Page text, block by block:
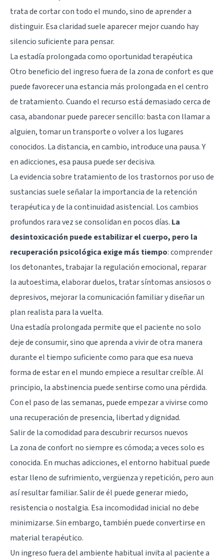
trata de cortar con todo el mundo, sino de aprender a
distinguir. Esa claridad suele aparecer mejor cuando hay
silencio suficiente para pensar.
La estadía prolongada como oportunidad terapéutica
Otro beneficio del ingreso fuera de la zona de confort es que
puede favorecer una estancia más prolongada en el centro
de tratamiento. Cuando el recurso está demasiado cerca de
casa, abandonar puede parecer sencillo: basta con llamar a
alguien, tomar un transporte o volver a los lugares
conocidos. La distancia, en cambio, introduce una pausa. Y
en adicciones, esa pausa puede ser decisiva.
La evidencia sobre tratamiento de los trastornos por uso de
sustancias suele señalar la importancia de la retención
terapéutica y de la continuidad asistencial. Los cambios
profundos rara vez se consolidan en pocos días. La
desintoxicación puede estabilizar el cuerpo, pero la
recuperación psicológica exige más tiempo: comprender
los detonantes, trabajar la regulación emocional, reparar
la autoestima, elaborar duelos, tratar síntomas ansiosos o
depresivos, mejorar la comunicación familiar y diseñar un
plan realista para la vuelta.
Una estadía prolongada permite que el paciente no solo
deje de consumir, sino que aprenda a vivir de otra manera
durante el tiempo suficiente como para que esa nueva
forma de estar en el mundo empiece a resultar creíble. Al
principio, la abstinencia puede sentirse como una pérdida.
Con el paso de las semanas, puede empezar a vivirse como
una recuperación de presencia, libertad y dignidad.
Salir de la comodidad para descubrir recursos nuevos
La zona de confort no siempre es cómoda; a veces solo es
conocida. En muchas adicciones, el entorno habitual puede
estar lleno de sufrimiento, vergüenza y repetición, pero aun
así resultar familiar. Salir de él puede generar miedo,
resistencia o nostalgia. Esa incomodidad inicial no debe
minimizarse. Sin embargo, también puede convertirse en
material terapéutico.
Un ingreso fuera del ambiente habitual invita al paciente a